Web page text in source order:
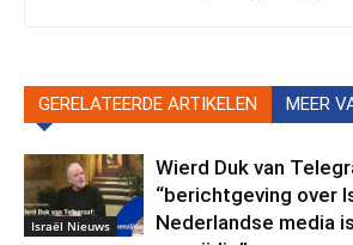
GERELATEERDE ARTIKELEN MEER
Israël Nieuws
Wierd Duk van
“berichtgeving over
Nederlandse media